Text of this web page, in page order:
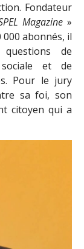
Fondateur
Magazine »
000 abonnés, il
de
et de
Pour le jury
sa foi, son
citoyen qui a